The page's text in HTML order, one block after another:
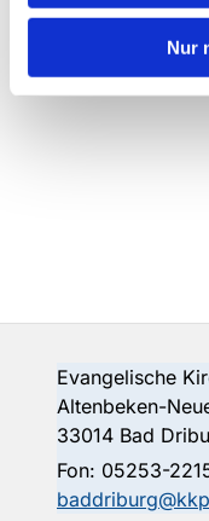
Nur
Evangelische
Altenbeken-
33014 Bad
Fon: 05253-